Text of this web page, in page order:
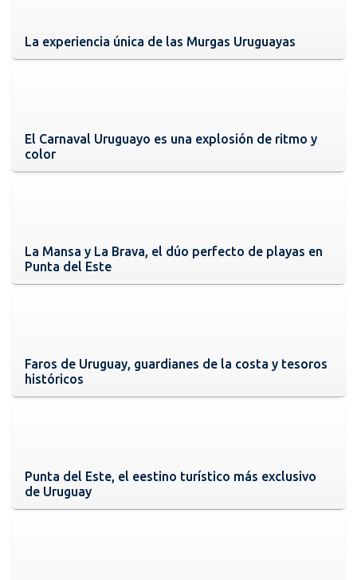
La experiencia única de las Murgas Uruguayas
El Carnaval Uruguayo es una explosión de ritmo y
color
La Mansa y La Brava, el dúo perfecto de playas en
Punta del Este
Faros de Uruguay, guardianes de la costa y tesoros
históricos
Punta del Este, el eestino turístico más exclusivo
de Uruguay